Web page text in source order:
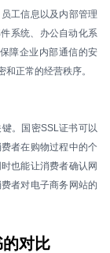
工信息以及内部管理
系统、办公自动化系
障企业内部通信的安
正常的经营秩序。
。国密SSL证书可以
者在购物过程中的个
也能让消费者确认网
者对电子商务网站的
对比